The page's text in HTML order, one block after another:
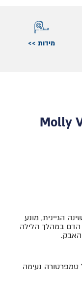
מידות >>
הגיינית, מונע
במהלך הלילה
טמפרטורה נעימה